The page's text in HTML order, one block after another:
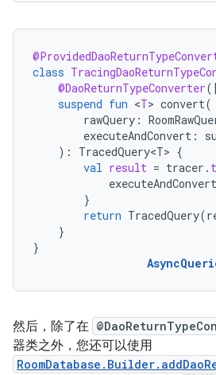
class
@DaoReturnTypeConverter(
suspend fun <T> convert(
rawQuery :
executeAndConvert :
):
TracedQuery<T> {
val result = tracer .
executeAndConvert
}
return TracedQuery(
}
}
然后，除了在
器类之外，您还可以使用